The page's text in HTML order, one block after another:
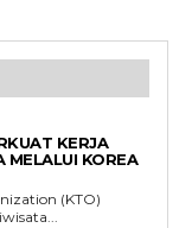
KERJA
MELALUI KOREA
(KTO)